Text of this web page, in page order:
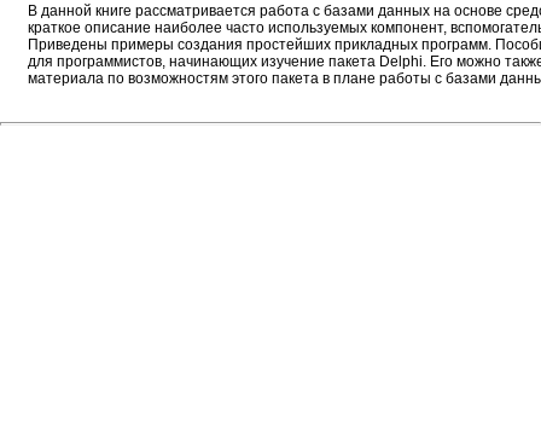
В данной книге рассматривается работа с базами данных на основе
краткое описание наиболее часто используемых компонент,
Приведены примеры создания простейших прикладных программ.
для программистов, начинающих изучение пакета Delphi. Его можно
материала по возможностям этого пакета в плане работы с базами